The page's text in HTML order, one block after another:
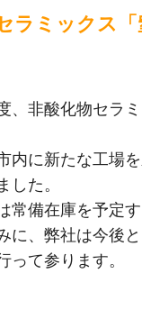
ラミックス
、非酸化物セラ
内に新たな工場
した。
常備在庫を予定
に、弊社は今後
って参ります。